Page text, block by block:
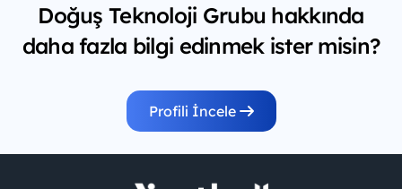
Doğuş Teknoloji Grubu hakkında
daha fazla bilgi edinmek ister misin?
Profili İncele